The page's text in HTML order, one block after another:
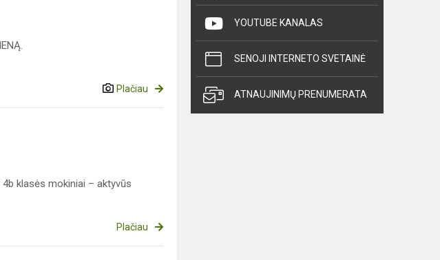
Plačiau
4b klasės mokiniai – aktyvūs
Plačiau
YOUTUBE KANALAS
SENOJI INTERNETO SVETAINĖ
ATNAUJINIMŲ PRENUMERATA